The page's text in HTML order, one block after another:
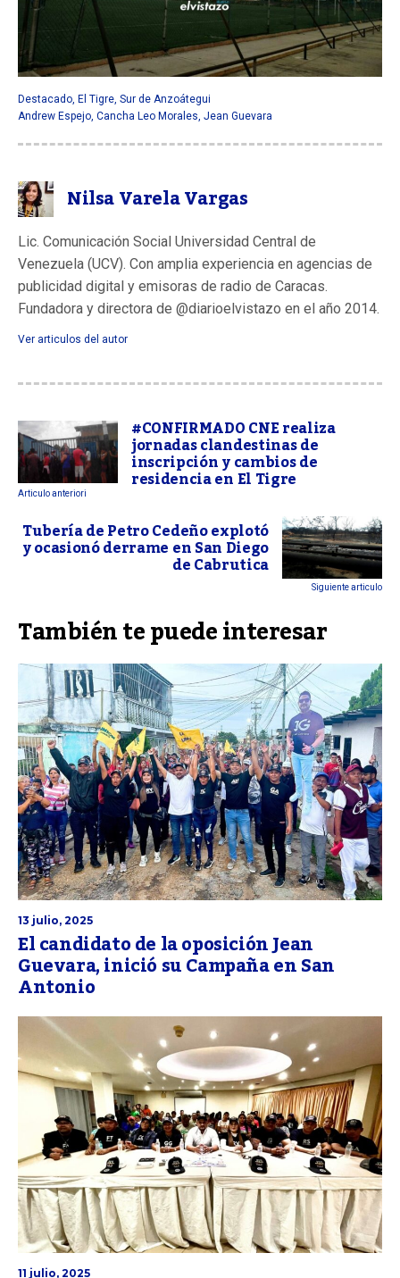
Destacado El Tigre Sur de Anzoátegui
Andrew Espejo Cancha Leo Morales Jean Guevara
Nilsa Varela Vargas
Lic. Comunicación Social Universidad Central de
Venezuela (UCV). Con amplia experiencia en agencias de
publicidad digital y emisoras de radio de Caracas.
Fundadora y directora de @diarioelvistazo en el año 2014.
Ver articulos del autor
#CONFIRMADO CNE realiza
jornadas clandestinas de
inscripción y cambios de
residencia en El Tigre
Articulo anteriori
Tubería de Petro Cedeño explotó
y ocasionó derrame en San Diego
de Cabrutica
Siguiente articulo
También te puede interesar
13 julio, 2025
El candidato de la oposición Jean
Guevara, inició su Campaña en San
Antonio
11 julio, 2025